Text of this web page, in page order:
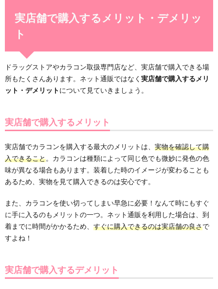
実店舗で購入するメリット・デメリッ
ト
ドラッグストアやカラコン取扱専門店など、実店舗で購入できる場
所もたくさんあります。ネット通販ではなく 実店舗で購入するメリ
ット・デメリットについて見ていきましょう。
実店舗で購入するメリット
実店舗でカラコンを購入する最大のメリットは、 実物を確認して購
入できること。カラコンは種類によって同じ色でも微妙に発色の色
味が異なる場合もあります。装着した時のイメージが変わることも
あるため、実物を見て購入できるのは安心です。
また、カラコンを使い切ってしまい早急に必要！なんて時にもすぐ
に手に入るのもメリットの一つ。ネット通販を利用した場合は、到
着までに時間がかかるため、 すぐに購入できるのは実店舗の良さで
すよね！
実店舗で購入するデメリット